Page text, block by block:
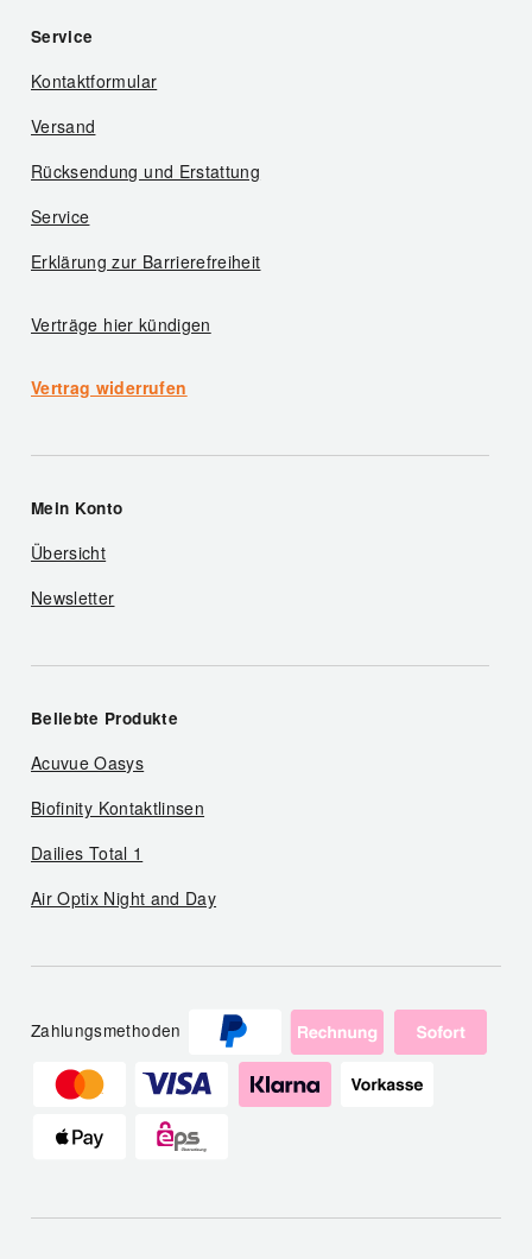
Service
Kontaktformular
Versand
Rücksendung und Erstattung
Service
Erklärung zur Barrierefreiheit
Verträge hier kündigen
Vertrag widerrufen
Mein Konto
Übersicht
Newsletter
Beliebte Produkte
Acuvue Oasys
Biofinity Kontaktlinsen
Dailies Total 1
Air Optix Night and Day
Zahlungsmethoden